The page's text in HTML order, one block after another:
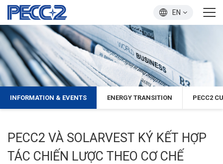
EN
INFORMATION & EVENTS ENERGY TRANSITION PECC2
PECC2 VÀ SOLARVEST KÝ KẾT HỢP
TÁC CHIẾN LƯỢC THEO CƠ CHẾ